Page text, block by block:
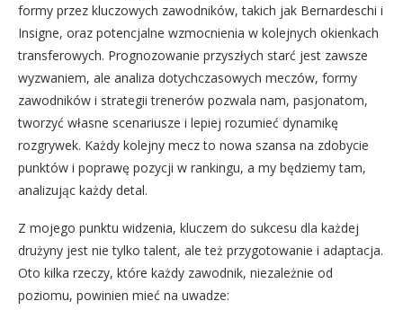
formy przez kluczowych zawodników, takich jak Bernardeschi i
Insigne, oraz potencjalne wzmocnienia w kolejnych okienkach
transferowych. Prognozowanie przyszłych starć jest zawsze
wyzwaniem, ale analiza dotychczasowych meczów, formy
zawodników i strategii trenerów pozwala nam, pasjonatom,
tworzyć własne scenariusze i lepiej rozumieć dynamikę
rozgrywek. Każdy kolejny mecz to nowa szansa na zdobycie
punktów i poprawę pozycji w rankingu, a my będziemy tam,
analizując każdy detal.
Z mojego punktu widzenia, kluczem do sukcesu dla każdej
drużyny jest nie tylko talent, ale też przygotowanie i adaptacja.
Oto kilka rzeczy, które każdy zawodnik, niezależnie od
poziomu, powinien mieć na uwadze: